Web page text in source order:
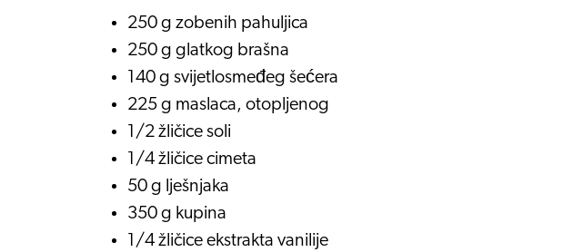
250 g zobenih pahuljica
250 g glatkog brašna
140 g svijetlosmeđeg šećera
225 g maslaca, otopljenog
1/2 žličice soli
1/4 žličice cimeta
50 g lješnjaka
350 g kupina
1/4 žličice ekstrakta vanilije